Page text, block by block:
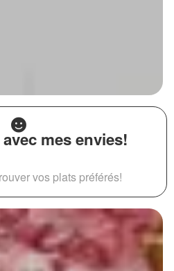
mes envies!
vos plats préférés!